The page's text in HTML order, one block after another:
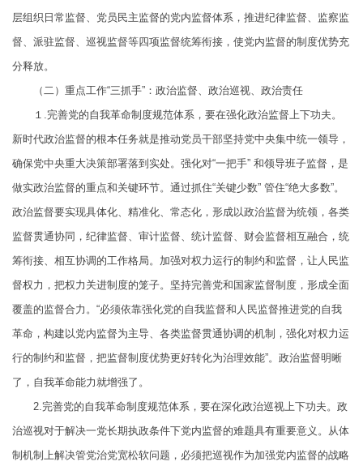
层组织日常监督、党员民主监督的党内监督体系，推进纪律监督、监察监
督、派驻监督、巡视监督等四项监督统筹衔接，使党内监督的制度优势充
分释放。
（二）重点工作“三抓手”：政治监督、政治巡视、政治责任
１.完善党的自我革命制度规范体系，要在强化政治监督上下功夫。
新时代政治监督的根本任务就是推动党员干部坚持党中央集中统一领导，
确保党中央重大决策部署落到实处。强化对“一把手” 和领导班子监督，是
做实政治监督的重点和关键环节。通过抓住“关键少数” 管住“绝大多数”。
政治监督要实现具体化、精准化、常态化，形成以政治监督为统领，各类
监督贯通协同，纪律监督、审计监督、统计监督、财会监督相互融合，统
筹衔接、相互协调的工作格局。加强对权力运行的制约和监督，让人民监
督权力，把权力关进制度的笼子。坚持完善党和国家监督制度，形成全面
覆盖的监督合力。“必须依靠强化党的自我监督和人民监督推进党的自我
革命，构建以党内监督为主导、各类监督贯通协调的机制，强化对权力运
行的制约和监督，把监督制度优势更好转化为治理效能”。政治监督明晰
了，自我革命能力就增强了。
2.完善党的自我革命制度规范体系，要在深化政治巡视上下功夫。政
治巡视对于解决一党长期执政条件下党内监督的难题具有重要意义。从体
制机制上解决管党治党宽松软问题，必须把巡视作为加强党内监督的战略